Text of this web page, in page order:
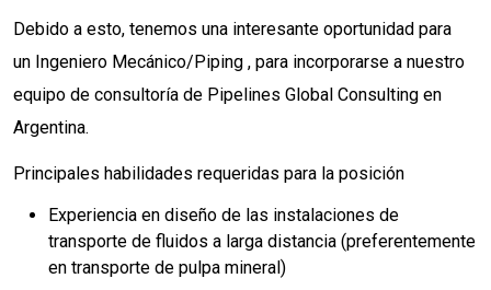
Debido a esto, tenemos una interesante oportunidad para
un Ingeniero Mecánico/Piping , para incorporarse a nuestro
equipo de consultoría de Pipelines Global Consulting en
Argentina.
Principales habilidades requeridas para la posición
Experiencia en diseño de las instalaciones de
transporte de fluidos a larga distancia (preferentemente
en transporte de pulpa mineral)